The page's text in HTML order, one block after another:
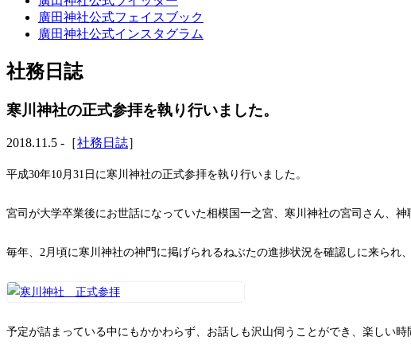
廣田神社公式フェイスブック
廣田神社公式インスタグラム
社務日誌
寒川神社の正式参拝を執り行いました。
2018.11.5 -［社務日誌］
平成30年10月31日に寒川神社の正式参拝を執り行いました。
宮司が大学卒業後にお世話になっていた相模国一之宮、寒川神社の宮司さん、神
毎年、2月頃に寒川神社の神門に掲げられるねぶたの進捗状況を確認しに来られ
予定が詰まっている中にもかかわらず、お話しも沢山伺うことができ、楽しい時